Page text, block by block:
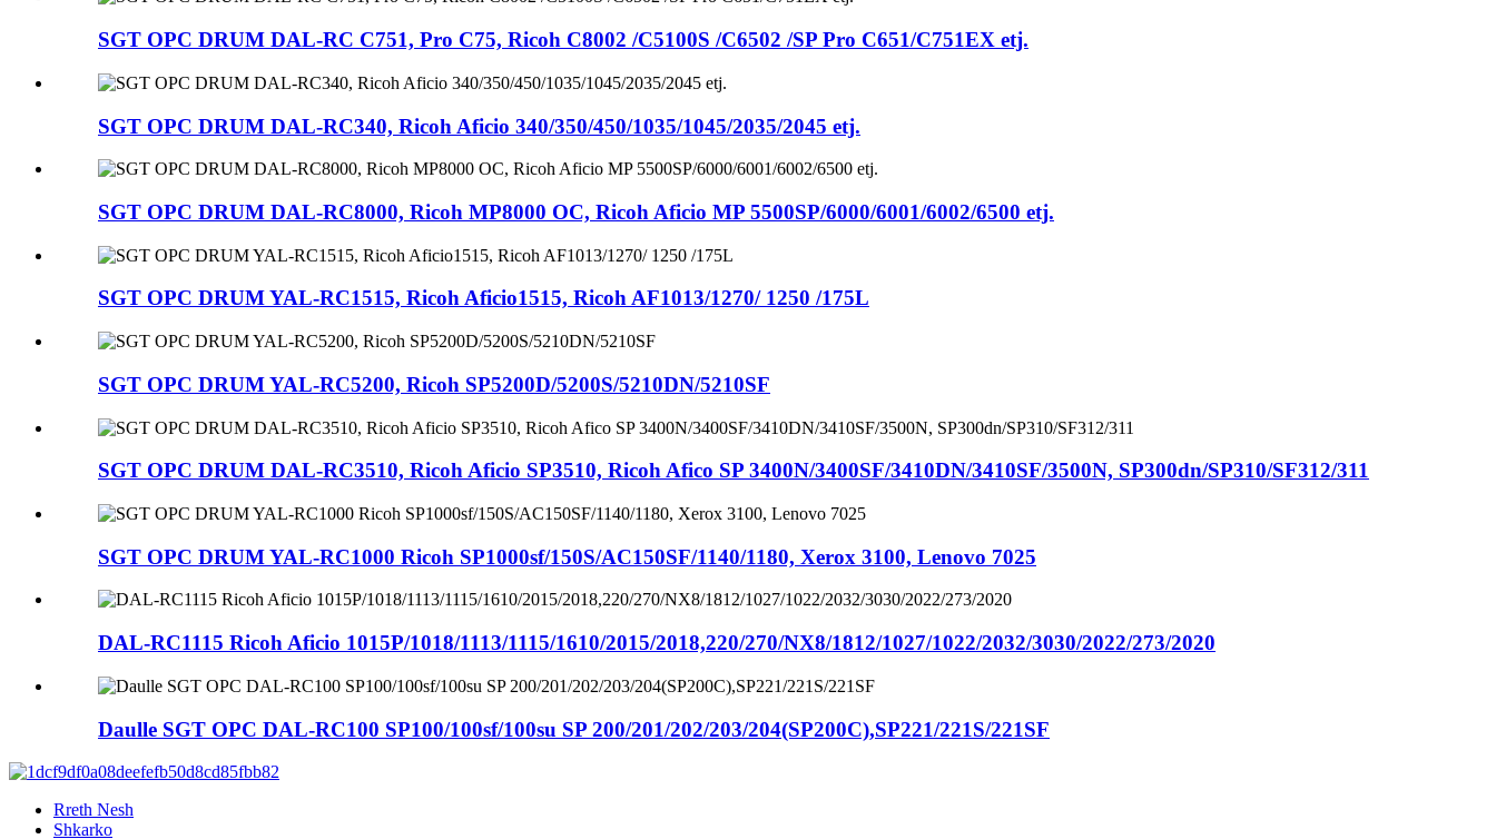
SGT OPC DRUM DAL-RC C751, Pro C75, Ricoh C8002 /C5100S /C6502 /SP Pro C651/C751EX etj.
SGT OPC DRUM DAL-RC340, Ricoh Aficio 340/350/450/1035/1045/2035/2045 etj.
SGT OPC DRUM DAL-RC8000, Ricoh MP8000 OC, Ricoh Aficio MP 5500SP/6000/6001/6002/6500 etj.
SGT OPC DRUM YAL-RC1515, Ricoh Aficio1515, Ricoh AF1013/1270/ 1250 /175L
SGT OPC DRUM YAL-RC5200, Ricoh SP5200D/5200S/5210DN/5210SF
SGT OPC DRUM DAL-RC3510, Ricoh Aficio SP3510, Ricoh Afico SP 3400N/3400SF/3410DN/3410SF/3500N, SP300dn/SP310/SF312/311
SGT OPC DRUM YAL-RC1000 Ricoh SP1000sf/150S/AC150SF/1140/1180, Xerox 3100, Lenovo 7025
DAL-RC1115 Ricoh Aficio 1015P/1018/1113/1115/1610/2015/2018,220/270/NX8/1812/1027/1022/2032/3030/2022/273/2020
Daulle SGT OPC DAL-RC100 SP100/100sf/100su SP 200/201/202/203/204(SP200C),SP221/221S/221SF
Rreth Nesh
Shkarko